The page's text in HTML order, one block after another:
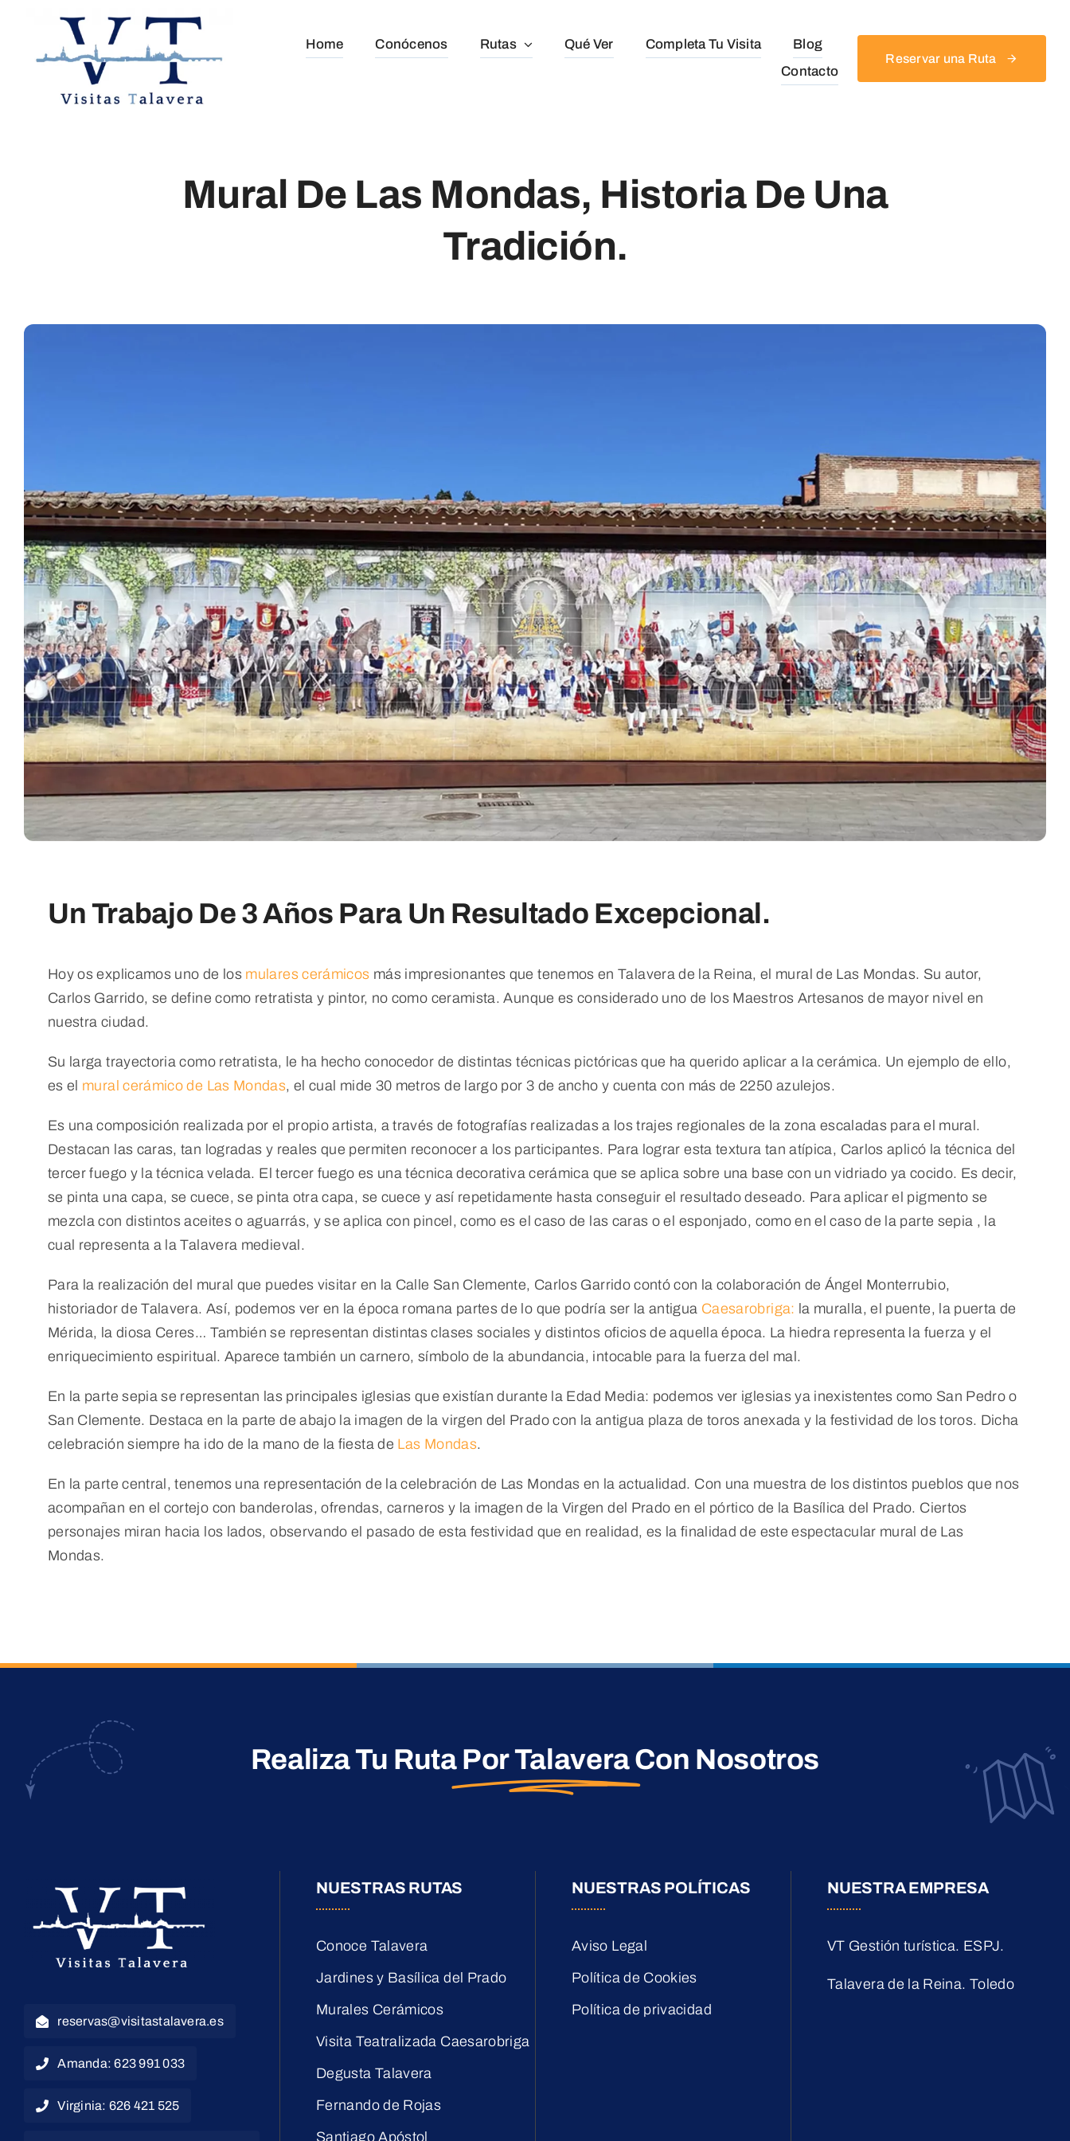
contenido
Home Conócenos Rutas Qué Ver Completa Tu Visita
Blog
Contacto
Reservar una Ruta
Mural De Las Mondas, Historia De Una
Tradición.
Un Trabajo De 3 Años Para Un Resultado Excepcional.
Hoy os explicamos uno de los mulares cerámicos más impresionantes que tenemos en Talavera de la Reina, el mural de Las Mondas. Su autor,
Carlos Garrido, se define como retratista y pintor, no como ceramista. Aunque es considerado uno de los Maestros Artesanos de mayor nivel en
nuestra ciudad.
Su larga trayectoria como retratista, le ha hecho conocedor de distintas técnicas pictóricas que ha querido aplicar a la cerámica. Un ejemplo de ello,
es el mural cerámico de Las Mondas, el cual mide 30 metros de largo por 3 de ancho y cuenta con más de 2250 azulejos.
Es una composición realizada por el propio artista, a través de fotografías realizadas a los trajes regionales de la zona escaladas para el mural.
Destacan las caras, tan logradas y reales que permiten reconocer a los participantes. Para lograr esta textura tan atípica, Carlos aplicó la técnica del
tercer fuego y la técnica velada. El tercer fuego es una técnica decorativa cerámica que se aplica sobre una base con un vidriado ya cocido. Es decir,
se pinta una capa, se cuece, se pinta otra capa, se cuece y así repetidamente hasta conseguir el resultado deseado. Para aplicar el pigmento se
mezcla con distintos aceites o aguarrás, y se aplica con pincel, como es el caso de las caras o el esponjado, como en el caso de la parte sepia , la
cual representa a la Talavera medieval.
Para la realización del mural que puedes visitar en la Calle San Clemente, Carlos Garrido contó con la colaboración de Ángel Monterrubio,
historiador de Talavera. Así, podemos ver en la época romana partes de lo que podría ser la antigua Caesarobriga: la muralla, el puente, la puerta de
Mérida, la diosa Ceres… También se representan distintas clases sociales y distintos oficios de aquella época. La hiedra representa la fuerza y el
enriquecimiento espiritual. Aparece también un carnero, símbolo de la abundancia, intocable para la fuerza del mal.
En la parte sepia se representan las principales iglesias que existían durante la Edad Media: podemos ver iglesias ya inexistentes como San Pedro o
San Clemente. Destaca en la parte de abajo la imagen de la virgen del Prado con la antigua plaza de toros anexada y la festividad de los toros. Dicha
celebración siempre ha ido de la mano de la fiesta de Las Mondas.
En la parte central, tenemos una representación de la celebración de Las Mondas en la actualidad. Con una muestra de los distintos pueblos que nos
acompañan en el cortejo con banderolas, ofrendas, carneros y la imagen de la Virgen del Prado en el pórtico de la Basílica del Prado. Ciertos
personajes miran hacia los lados, observando el pasado de esta festividad que en realidad, es la finalidad de este espectacular mural de Las
Mondas.
Realiza Tu Ruta Por TalaveraCon Nosotros
reservas@visitastalavera.es
Amanda: 623 991 033
Virginia: 626 421 525
NUESTRAS RUTAS
Conoce Talavera
Jardines y Basílica del Prado
Murales Cerámicos
Visita Teatralizada Caesarobriga
Degusta Talavera
Fernando de Rojas
Santiago Apóstol
NUESTRAS POLÍTICAS
Aviso Legal
Política de Cookies
Política de privacidad
NUESTRA EMPRESA
VT Gestión turística. ESPJ.
Talavera de la Reina. Toledo